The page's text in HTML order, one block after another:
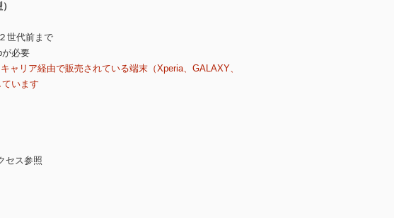
世代前まで
必要
リア経由で販売されている端末（Xperia、GALAXY、
います
セス参照